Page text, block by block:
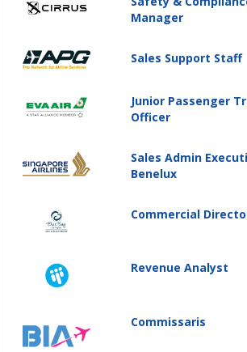
Manager
Sales Support Staff
Junior Passenger
Officer
Sales Admin
Benelux
Commercial
Revenue Analyst
Commissaris